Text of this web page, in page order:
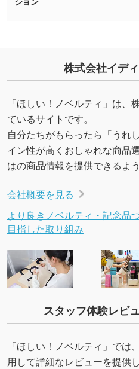
株式会社イデ
「ほしい！ノベルティ」は、
ているサイトです。
自分たちがもらったら「うれ
イン性が高くおしゃれな商品
はの商品情報を提供できるよ
会社概要を見る
より良きノベルティ・記念品
目指した取り組み
スタッフ体験レビ
「ほしい！ノベルティ」では
用して詳細なレビューを提供